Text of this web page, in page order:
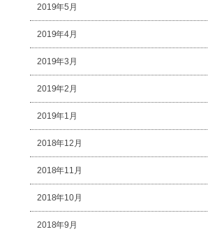
2019年5月
2019年4月
2019年3月
2019年2月
2019年1月
2018年12月
2018年11月
2018年10月
2018年9月